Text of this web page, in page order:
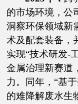
的市场环境，公
洞察环保领域新
术及配套装备，
实现“技术研发-
金属治理新赛道
力。同年，“基
的难降解废水生